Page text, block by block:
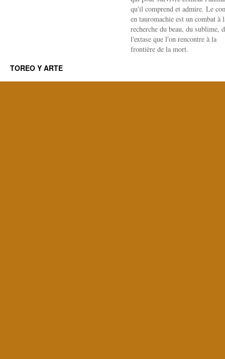
qu'il comprend et admire. Le
en tauromachie est un combat à
recherche du beau, du sublime,
l'extase que l'on rencontre à la
frontière de la mort.
TOREO Y ARTE